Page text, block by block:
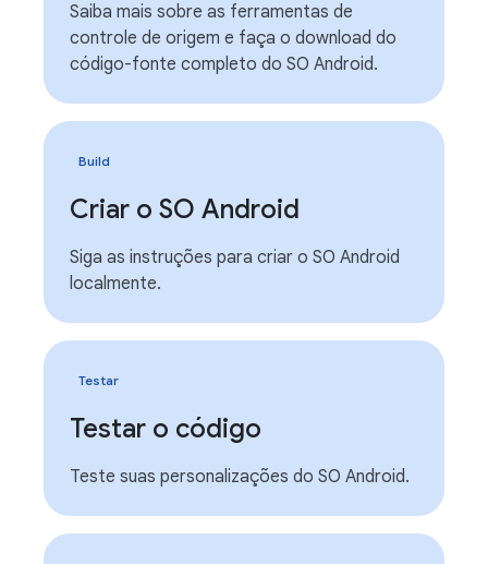
Saiba mais sobre as ferramentas de
controle de origem e faça o download do
código-fonte completo do SO Android.
Build
Criar o SO Android
Siga as instruções para criar o SO Android
localmente.
Testar
Testar o código
Teste suas personalizações do SO Android.